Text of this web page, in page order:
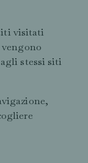
visitati
stessi siti